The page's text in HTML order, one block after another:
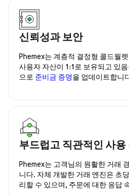
신뢰성과 보안
Phemex는 계층적 결정형 콜드월
사용자 자산이 1:1로 보유되고 있
으로 준비금 증명을 업데이트합니
부드럽고 직관적인 사용
Phemex는 고객님의 원활한 거래
니다. 자체 개발한 거래 엔진은 초
리할 수 있으며, 주문에 대한 응답